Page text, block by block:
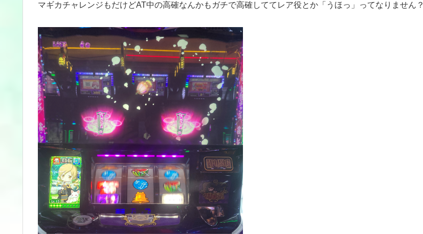
マギカチャレンジもだけどAT中の高確なんかもガチで高確しててレア役とか「うほっ」ってなりません？